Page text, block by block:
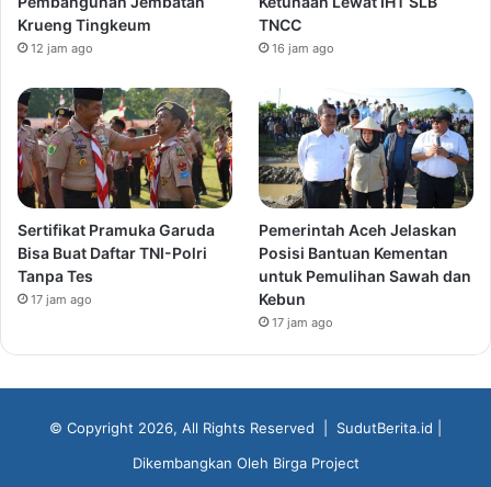
Krueng Tingkeum
12 jam ago
TNCC
16 jam ago
Sertifikat Pramuka Garuda
Bisa Buat Daftar TNI-Polri
Tanpa Tes
17 jam ago
Pemerintah Aceh Jelaskan
Posisi Bantuan Kementan
untuk Pemulihan Sawah dan
Kebun
17 jam ago
© Copyright 2026, All Rights Reserved | SudutBerita.id
Dikembangkan Oleh Birga Project